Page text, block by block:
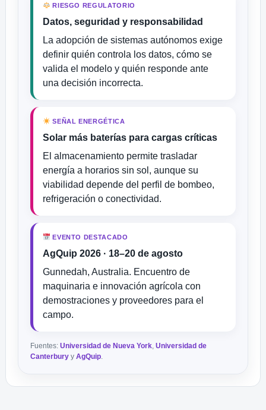
RIESGO REGULATORIO
Datos, seguridad y responsabilidad
La adopción de sistemas autónomos exige
definir quién controla los datos, cómo se
valida el modelo y quién responde ante
una decisión incorrecta.
SEÑAL ENERGÉTICA
Solar más baterías para cargas críticas
El almacenamiento permite trasladar
energía a horarios sin sol, aunque su
viabilidad depende del perfil de bombeo,
refrigeración o conectividad.
EVENTO DESTACADO
AgQuip 2026 · 18–20 de agosto
Gunnedah, Australia. Encuentro de
maquinaria e innovación agrícola con
demostraciones y proveedores para el
campo.
Fuentes: Universidad de Nueva York, Universidad de
Canterbury y AgQuip.